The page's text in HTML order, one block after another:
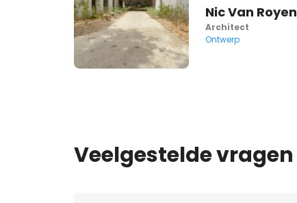
Nic Van Royen
Architect
Ontwerp
Veelgestelde vragen